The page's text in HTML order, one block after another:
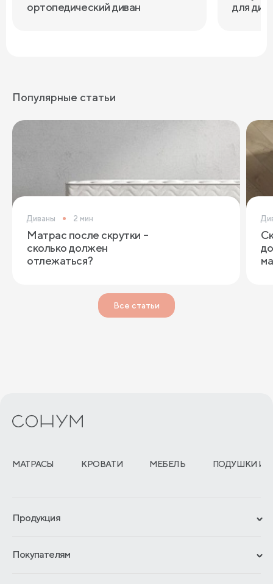
ортопедический диван
для
Популярные статьи
Диваны 2 мин
Матрас после скрутки –
сколько должен
отлежаться?
Все статьи
МАТРАСЫ КРОВАТИ МЕБЕЛЬ ПОДУШКИ И
Продукция
Гарантии
Покупателям